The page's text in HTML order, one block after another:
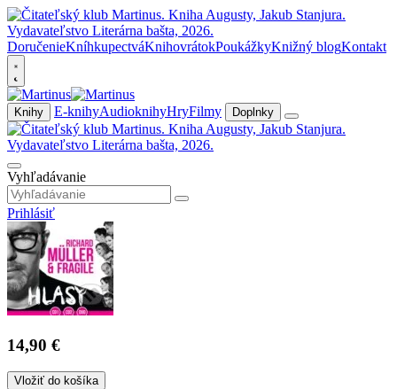
DoručenieKníhkupectváKnihovrátokPoukážkyKnižný blogKontakt
Knihy E-knihyAudioknihyHryFilmy Doplnky
Vyhľadávanie
Prihlásiť
14,90 €
Vložiť do košíka